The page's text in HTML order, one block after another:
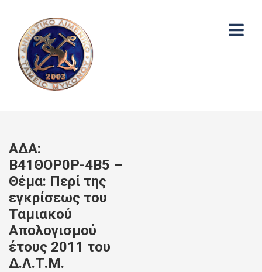
ΑΔΑ:
Β41ΘΟΡ0Ρ-4Β5 –
Θέμα: Περί της
εγκρίσεως του
Ταμιακού
Απολογισμού
έτους 2011 του
Δ.Λ.Τ.Μ.